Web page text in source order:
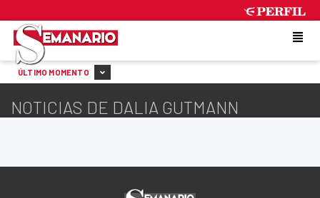
ÚLTIMO MOMENTO
NOTICIAS DE DALIA GUTMANN